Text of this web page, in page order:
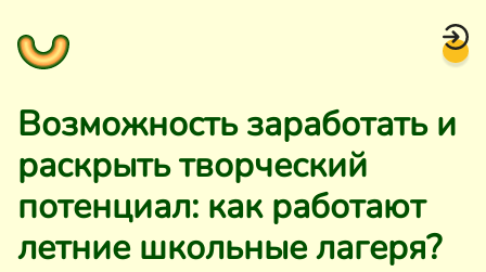
Возможность заработать и
раскрыть творческий
потенциал: как работают
летние школьные лагеря?